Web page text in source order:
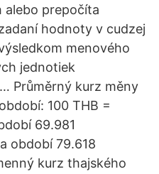
alebo prepočíta
hodnoty v cudzej
menového
jednotiek
Průměrný kurz měny
100 THB =
69.981
období 79.618
kurz thajského